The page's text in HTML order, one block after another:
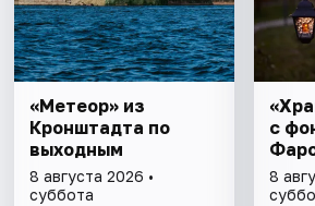
«Метеор» из
Кронштадта по
выходным
8 августа 2026 •
суббота
с
8